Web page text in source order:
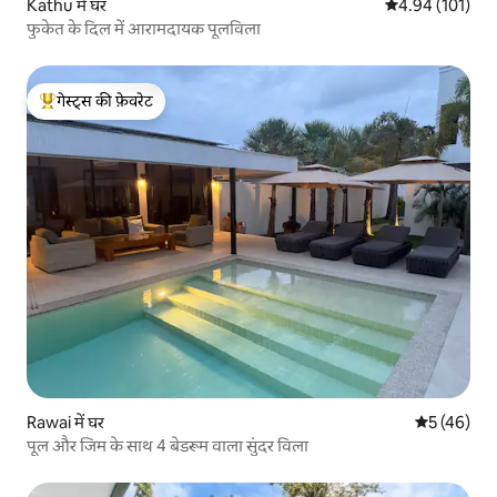
Kathu में घर औसत रेटिंग 5 में से
4.94 (101)
फुकेत के दिल में आरामदायक पूलविला
गेस्ट्स का टॉप फ़ेवरेट
गेस्ट्स की फ़ेवरेट
Rawai में घर औसत रेटिंग
5 (46)
पूल और जिम के साथ 4 बेडरूम वाला सुंदर विला